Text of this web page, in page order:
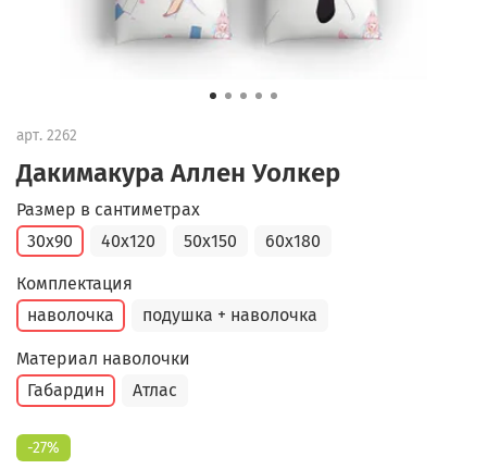
арт. 2262
Дакимакура Аллен Уолкер
Размер в сантиметрах
30x90
40x120 50x150 60x180
Комплектация
наволочка
подушка + наволочка
Материал наволочки
Габардин
Атлас
-27%